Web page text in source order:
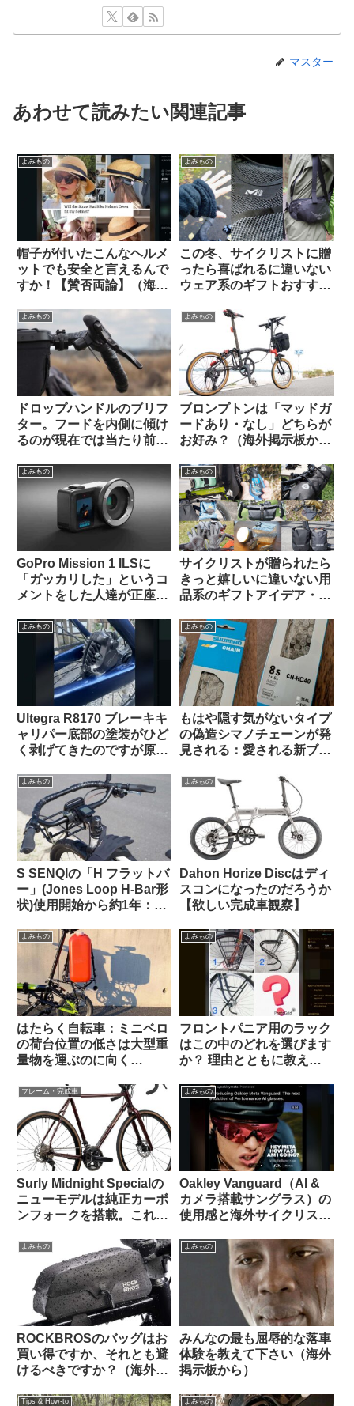
マスター
あわせて読みたい関連記事
よみもの
帽子が付いたこんなヘルメ
ットでも安全と言えるんで
すか！【賛否両論】（海外
よみもの
この冬、サイクリストに贈
ったら喜ばれるに違いない
ウェア系のギフトおすすめ
ものから】
よみもの
ドロップハンドルのブリフ
ター。フードを内側に傾け
るのが現在では当たり前？
よみもの
ブロンプトンは「マッドガ
ードあり・なし」どちらが
お好み？（海外掲示板か
よみもの
GoPro Mission 1 ILSに
「ガッカリした」というコ
メントをした人達が正座さ
ッドを海外掲示板で発見
よみもの
サイクリストが贈られたら
きっと嬉しいに違いない用
品系のギフトアイデア・お
のあるものから】
よみもの
Ultegra R8170 ブレーキキ
ャリパー底部の塗装がひど
く剥げてきたのですが原因
板から）【ガルバニック腐
食・異種金属接触腐食】
よみもの
もはや隠す気がないタイプ
の偽造シマノチェーンが発
見される：愛される新ブラ
よみもの
S SENQIの「H フラットバ
ー」(Jones Loop H-Bar形
状)使用開始から約1年：両
くしてみた
よみもの
Dahon Horize Discはディ
スコンになったのだろうか
【欲しい完成車観察】
よみもの
はたらく自転車：ミニベロ
の荷台位置の低さは大型重
量物を運ぶのに向く
ク運んでみた
よみもの
フロントパニア用のラック
はこの中のどれを選びます
か？ 理由とともに教えて
ら）
フレーム・完成車
Surly Midnight Specialの
ニューモデルは純正カーボ
ンフォークを搭載。これで
よみもの
Oakley Vanguard（AI &
カメラ搭載サングラス）の
使用感と海外サイクリスト
よみもの
ROCKBROSのバッグはお
買い得ですか、それとも避
けるべきですか？（海外掲
よみもの
みんなの最も屈辱的な落車
体験を教えて下さい（海外
掲示板から）
Tips & How-to よみもの